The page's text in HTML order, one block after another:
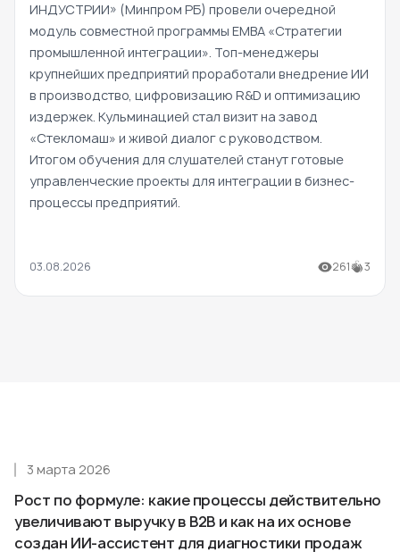
ИНДУСТРИИ» (Минпром РБ) провели очередной
модуль совместной программы EMBA «Стратегии
промышленной интеграции». Топ-менеджеры
крупнейших предприятий проработали внедрение ИИ
в производство, цифровизацию R&D и оптимизацию
издержек. Кульминацией стал визит на завод
«Стекломаш» и живой диалог с руководством.
Итогом обучения для слушателей станут готовые
управленческие проекты для интеграции в бизнес-
процессы предприятий.
03.08.2026 261 3
Рост по формуле: какие процессы действительно
увеличивают выручку в B2B и как на их основе
создан ИИ-ассистент для диагностики продаж
3 марта 2026